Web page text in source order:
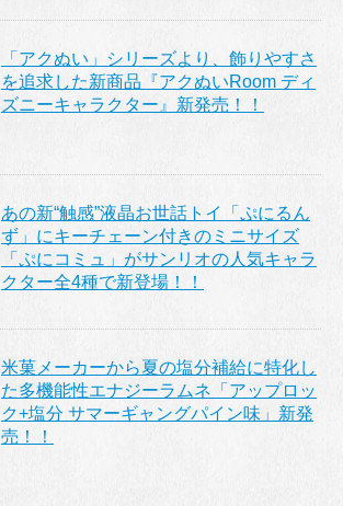
「アクぬい」シリーズより、飾りやすさ
を追求した新商品『アクぬいRoom ディ
ズニーキャラクター』新発売！！
あの新“触感”液晶お世話トイ「ぷにるん
ず」にキーチェーン付きのミニサイズ
「ぷにコミュ」がサンリオの人気キャラ
クター全4種で新登場！！
米菓メーカーから夏の塩分補給に特化し
た多機能性エナジーラムネ「アップロッ
ク+塩分 サマーギャングパイン味」新発
売！！